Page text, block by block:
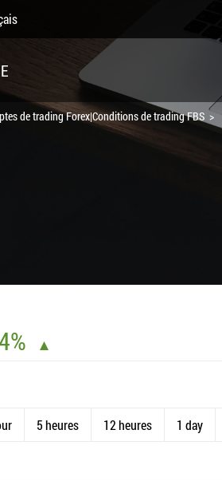
de trading Forex|Conditions de trading FBS
5 heures 12 heures 1 day